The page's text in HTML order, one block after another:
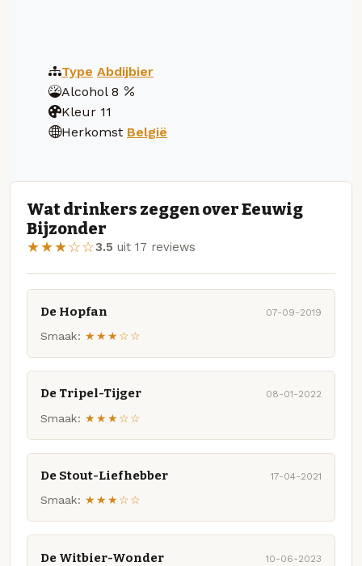
Type Abdijbier
Alcohol 8
Kleur 11
Herkomst België
Wat drinkers zeggen over Eeuwig
Bijzonder
★★★☆☆3.5 uit 17 reviews
De Hopfan 07-09-2019
Smaak: ★★★☆☆
De Tripel-Tijger 08-01-2022
Smaak: ★★★☆☆
De Stout-Liefhebber 17-04-2021
Smaak: ★★★☆☆
De Witbier-Wonder 10-06-2023